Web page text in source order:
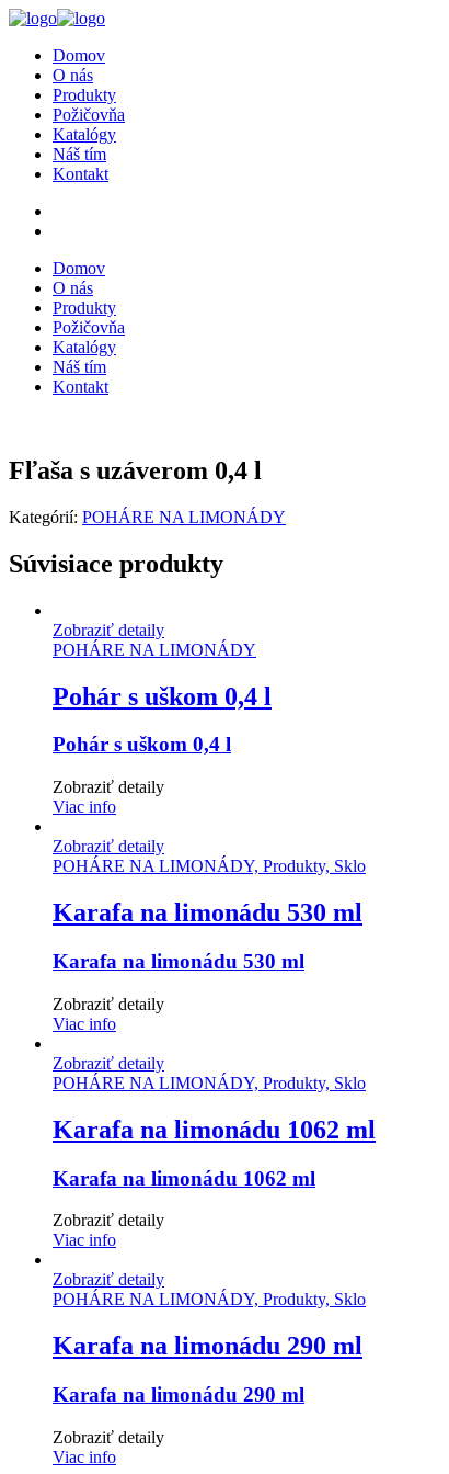
Domov
O nás
Produkty
Požičovňa
Katalógy
Náš tím
Kontakt
Domov
O nás
Produkty
Požičovňa
Katalógy
Náš tím
Kontakt
Fľaša s uzáverom 0,4 l
Kategórií: POHÁRE NA LIMONÁDY
Súvisiace produkty
Zobraziť detaily
POHÁRE NA LIMONÁDY
Pohár s uškom 0,4 l
Pohár s uškom 0,4 l
Zobraziť detaily
Viac info
Zobraziť detaily
POHÁRE NA LIMONÁDY, Produkty, Sklo
Karafa na limonádu 530 ml
Karafa na limonádu 530 ml
Zobraziť detaily
Viac info
Zobraziť detaily
POHÁRE NA LIMONÁDY, Produkty, Sklo
Karafa na limonádu 1062 ml
Karafa na limonádu 1062 ml
Zobraziť detaily
Viac info
Zobraziť detaily
POHÁRE NA LIMONÁDY, Produkty, Sklo
Karafa na limonádu 290 ml
Karafa na limonádu 290 ml
Zobraziť detaily
Viac info